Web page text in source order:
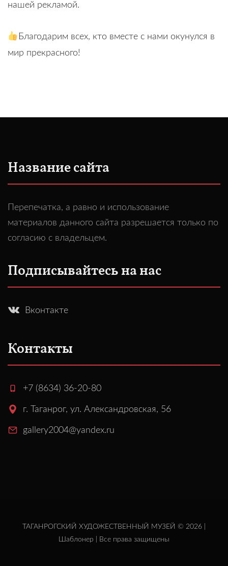
нашей рекламой.
Благодарим всех, кто вместе с нами окунулся в
мир прекрасного!
Название сайта
Перепечатка, а равно и использование
материалов данного сайта разрешается только по
согласию с владельцем.
Подписывайтесь на нас
Вконтакте
Контакты
+7 (8634) 36-20-80
г. Таганрог, ул. Александровская, 56
gallery2004@yandex.ru
ТАГАНРОГСКИЙ ХУДОЖЕСТВЕННЫЙ МУЗЕЙ © 2026 |
Шаблонер | Все права защищены